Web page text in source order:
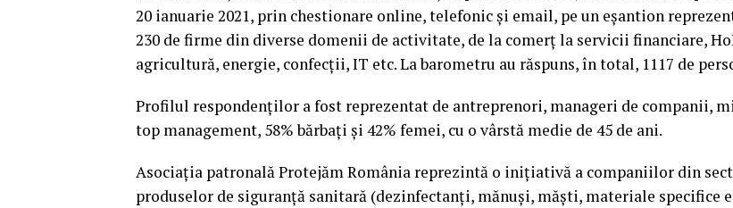
20 ianuarie 2021, prin chestionare online, telefonic şi email, pe un eşantion
230 de firme din diverse domenii de activitate, de la comerţ la servicii financiare,
agricultură, energie, confecţii, IT etc. La barometru au răspuns, în total, 1117 de
Profilul respondenţilor a fost reprezentat de antreprenori, manageri de companii,
top management, 58% bărbaţi şi 42% femei, cu o vârstă medie de 45 de ani.
Asociaţia patronală Protejăm România reprezintă o iniţiativă a companiilor din
produselor de siguranţă sanitară (dezinfectanţi, mănuşi, măşti, materiale specifice